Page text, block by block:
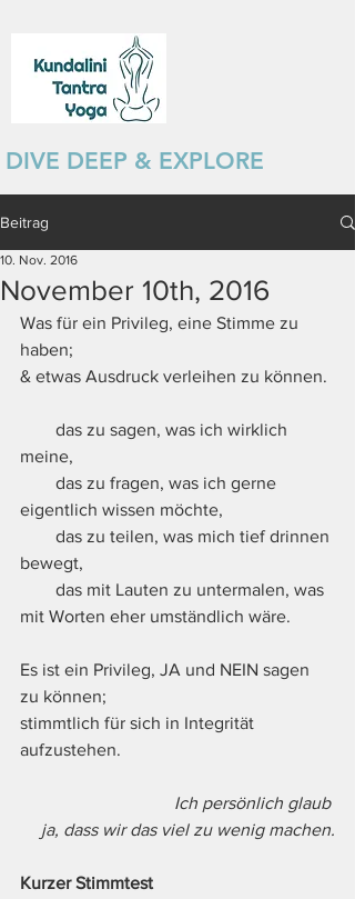
DIVE DEEP & EXPLORE
Beitrag
November 10th, 2016
10. Nov. 2016
Was für ein Privileg, eine Stimme zu
haben;
& etwas Ausdruck verleihen zu können.
das zu sagen, was ich wirklich
meine,
das zu fragen, was ich gerne
eigentlich wissen möchte,
das zu teilen, was mich tief drinnen
bewegt,
das mit Lauten zu untermalen, was
mit Worten eher umständlich wäre.
Es ist ein Privileg, JA und NEIN sagen
zu können;
stimmtlich für sich in Integrität
aufzustehen.
Ich persönlich glaub
ja, dass wir das viel zu wenig machen.
Kurzer Stimmtest